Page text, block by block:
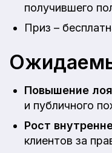
получившего
Приз –
Повышение
и публичного
Рост
клиентов за